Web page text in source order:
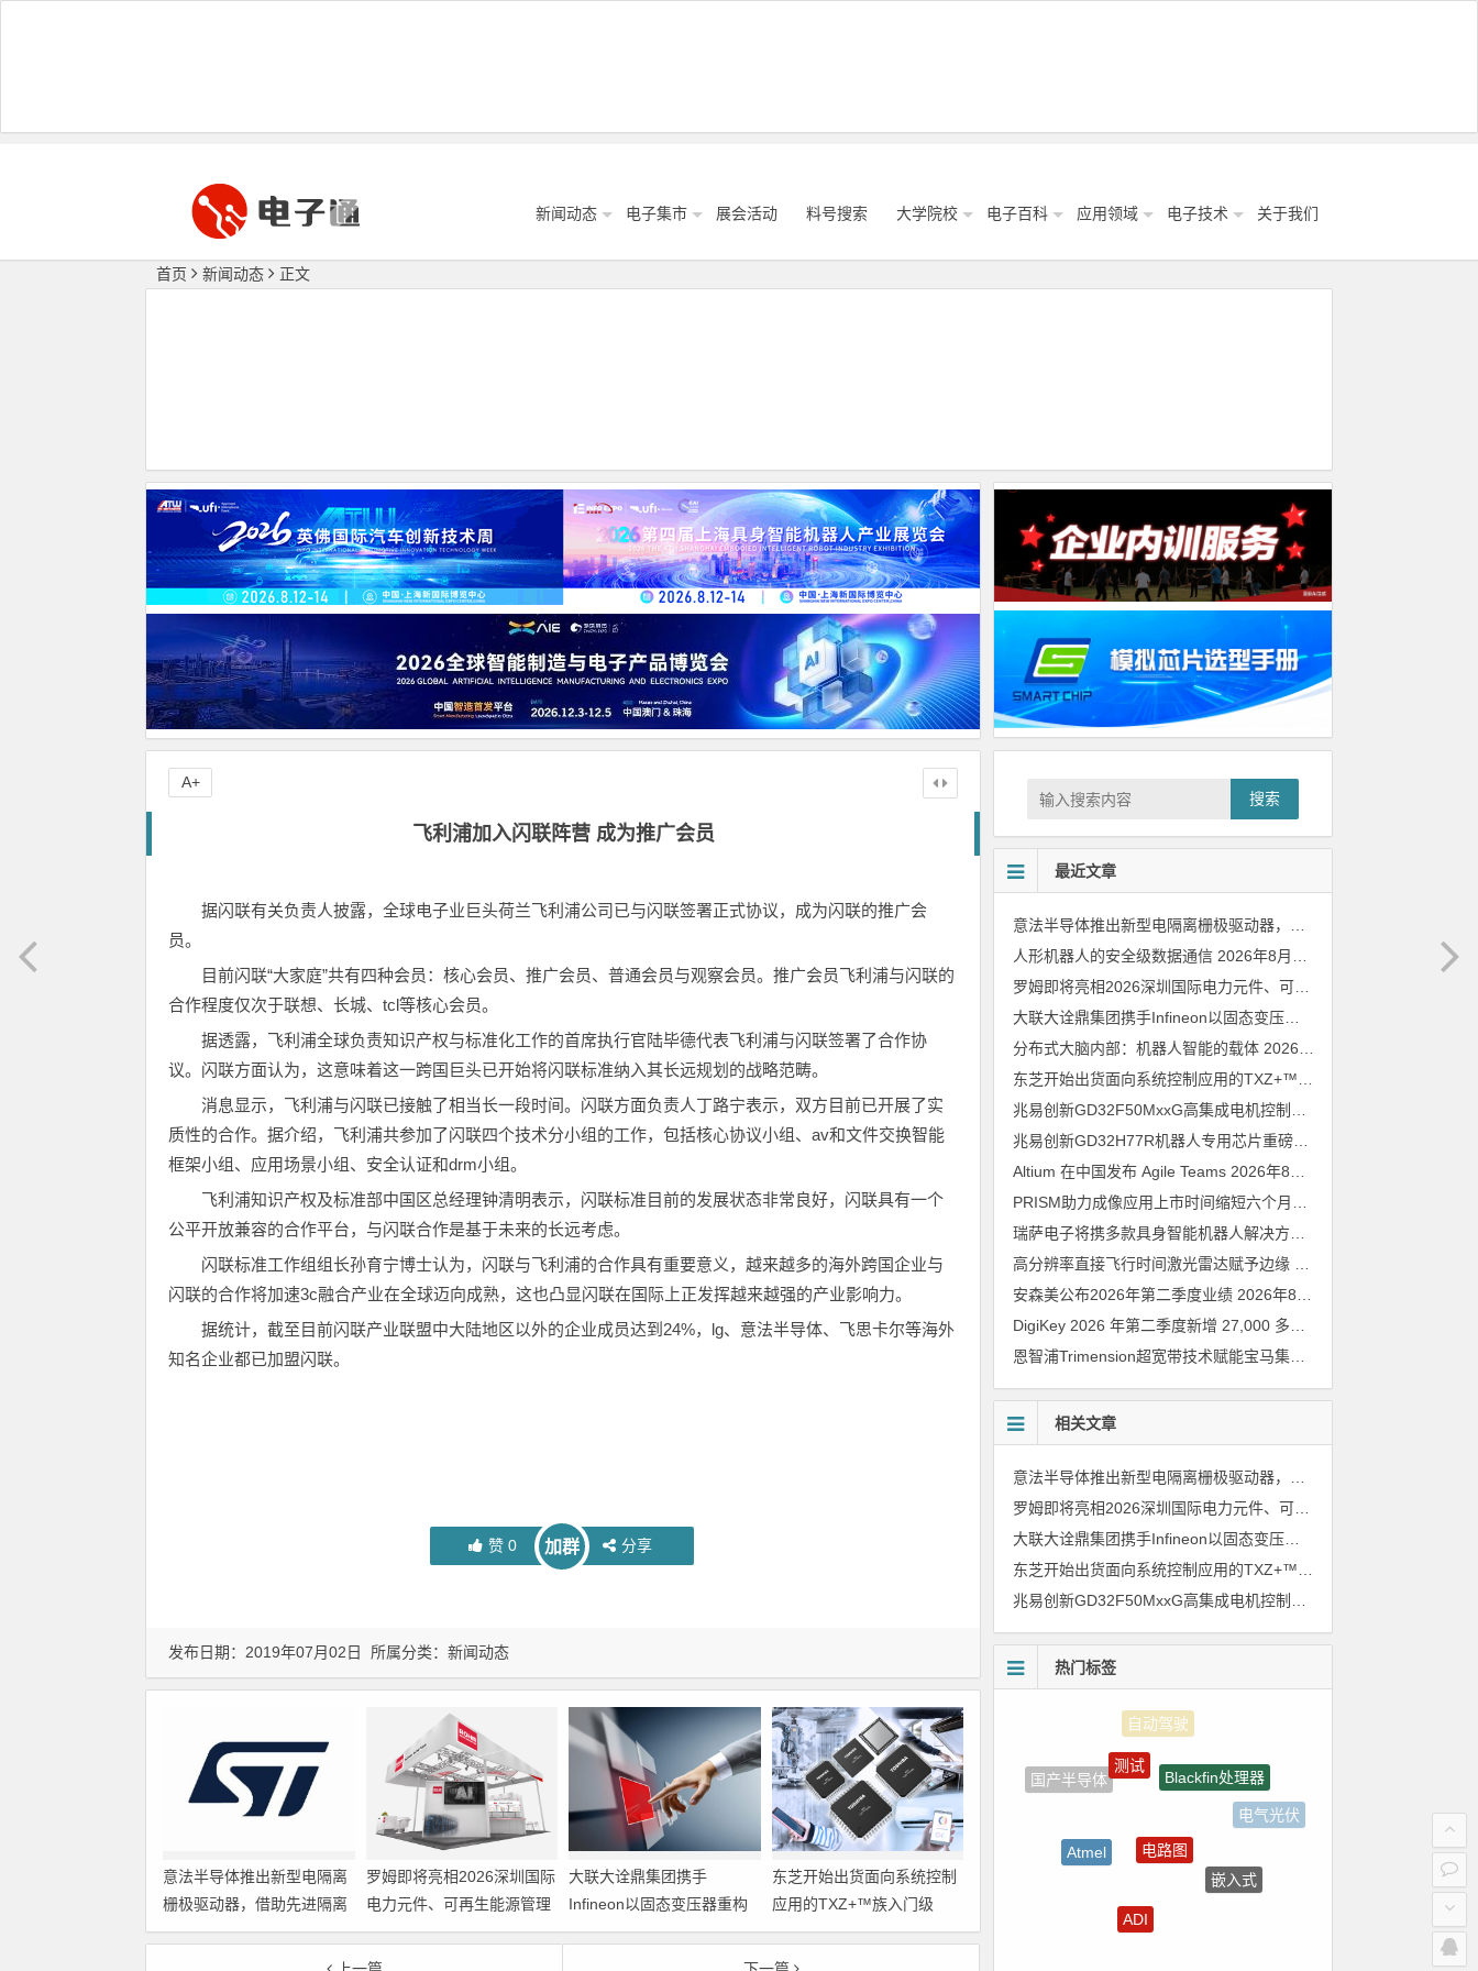
新闻动态 电子集市 展会活动 料号搜索 大学院校 电子百科 应用领域 电子技术 关于我们
首页 新闻动态 正文
飞利浦加入闪联阵营 成为推广会员
据闪联有关负责人披露，全球电子业巨头荷兰飞利浦公司已与闪联签署正式协议，成为闪联的推广会
员。
目前闪联“大家庭”共有四种会员：核心会员、推广会员、普通会员与观察会员。推广会员飞利浦与闪联的
合作程度仅次于联想、长城、tcl等核心会员。
据透露，飞利浦全球负责知识产权与标准化工作的首席执行官陆毕德代表飞利浦与闪联签署了合作协
议。闪联方面认为，这意味着这一跨国巨头已开始将闪联标准纳入其长远规划的战略范畴。
消息显示，飞利浦与闪联已接触了相当长一段时间。闪联方面负责人丁路宁表示，双方目前已开展了实
质性的合作。据介绍，飞利浦共参加了闪联四个技术分小组的工作，包括核心协议小组、av和文件交换智能
框架小组、应用场景小组、安全认证和drm小组。
飞利浦知识产权及标准部中国区总经理钟清明表示，闪联标准目前的发展状态非常良好，闪联具有一个
公平开放兼容的合作平台，与闪联合作是基于未来的长远考虑。
闪联标准工作组组长孙育宁博士认为，闪联与飞利浦的合作具有重要意义，越来越多的海外跨国企业与
闪联的合作将加速3c融合产业在全球迈向成熟，这也凸显闪联在国际上正发挥越来越强的产业影响力。
据统计，截至目前闪联产业联盟中大陆地区以外的企业成员达到24%，lg、意法半导体、飞思卡尔等海外
知名企业都已加盟闪联。
赞0 加群 分享
A+
发布日期：2019年07月02日 所属分类： 新闻动态
意法半导体推出新型电隔离
栅极驱动器，借助先进隔离
技术简化电源设计
罗姆即将亮相2026深圳国际
电力元件、可再生能源管理
展览会暨研讨会
大联大诠鼎集团携手
Infineon以固态变压器重构
配电效率新标杆
东芝开始出货面向系统控制
应用的TXZ+™族入门级
M4V组（搭载Arm
Cortex‑M4内核的标准微控
搜索
最近文章
人形机器人的安全级数据通信 2026年8月8日
罗姆即将亮相2026深圳国际电力元件、可再生能源管理展览会暨研讨会
大联大诠鼎集团携手Infineon以固态变压器重构配电效率新标杆
分布式大脑内部：机器人智能的载体 2026年8月6日
兆易创新GD32H77R机器人专用芯片重磅亮相，精准赋能伺服驱动与关节控制
Altium 在中国发布 Agile Teams 2026年8月6日
安森美公布2026年第二季度业绩 2026年8月6日
恩智浦Trimension超宽带技术赋能宝马集团Digital Key Plus及生命体存在检测功能
相关文章
罗姆即将亮相2026深圳国际电力元件、可再生能源管理展览会暨研讨会
大联大诠鼎集团携手Infineon以固态变压器重构配电效率新标杆
热门标签
国产半导体
测试
Blackfin处理器
电气光伏
ADI